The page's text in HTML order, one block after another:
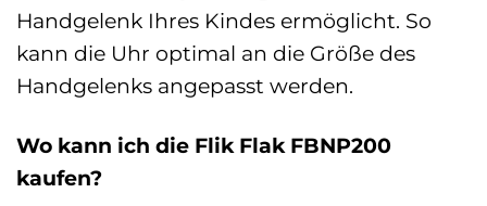
Handgelenk Ihres Kindes ermöglicht. So
kann die Uhr optimal an die Größe des
Handgelenks angepasst werden.
Wo kann ich die Flik Flak FBNP200
kaufen?